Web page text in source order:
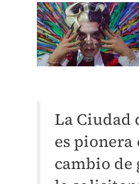
La Ciudad
es
cambio de